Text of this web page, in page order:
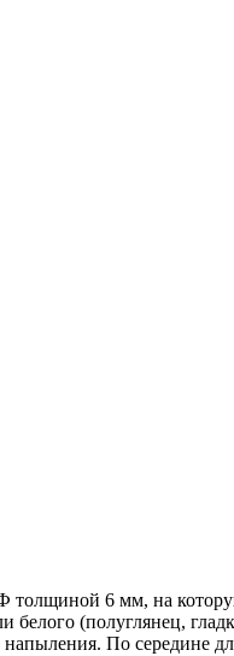
6 мм, на
(полуглянец,
По середине